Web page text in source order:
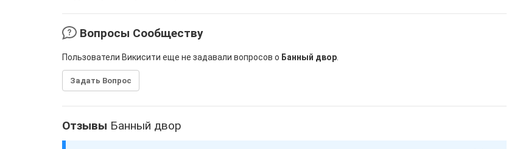
Вопросы Сообществу
Пользователи Викисити еще не задавали вопросов о Банный двор
Задать Вопрос
Отзывы Банный двор